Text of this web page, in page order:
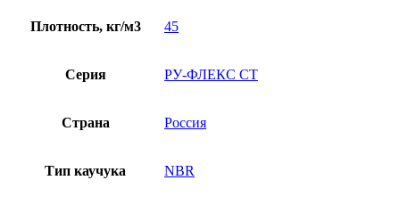
Плотность, кг/м3 45
Серия РУ-ФЛЕКС СТ
Страна Россия
Тип каучука NBR